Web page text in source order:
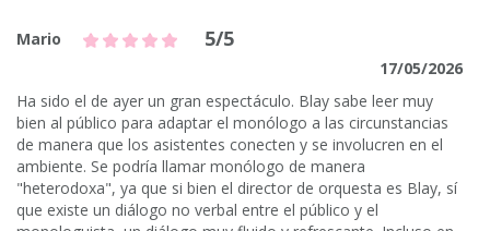
Mario 5/5
17/05/2026
Ha sido el de ayer un gran espectáculo. Blay sabe leer muy
bien al público para adaptar el monólogo a las circunstancias
de manera que los asistentes conecten y se involucren en el
ambiente. Se podría llamar monólogo de manera
"heterodoxa", ya que si bien el director de orquesta es Blay, sí
que existe un diálogo no verbal entre el público y el